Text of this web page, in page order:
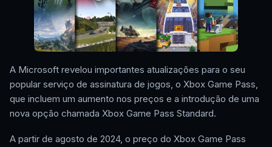
A Microsoft revelou importantes atualizações para o seu
popular serviço de assinatura de jogos, o Xbox Game Pass,
que incluem um aumento nos preços e a introdução de uma
nova opção chamada Xbox Game Pass Standard.
A partir de agosto de 2024, o preço do Xbox Game Pass